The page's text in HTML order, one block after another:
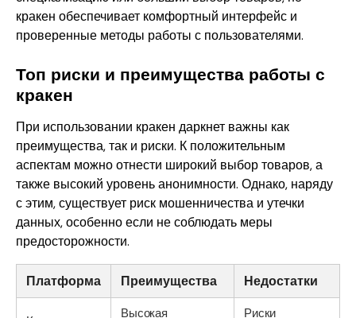
кракен обеспечивает комфортный интерфейс и
проверенные методы работы с пользователями.
Топ риски и преимущества работы с
кракен
При использовании кракен даркнет важны как
преимущества, так и риски. К положительным
аспектам можно отнести широкий выбор товаров, а
также высокий уровень анонимности. Однако, наряду
с этим, существует риск мошенничества и утечки
данных, особенно если не соблюдать меры
предосторожности.
Платформа Преимущества Недостатки
Высокая
Риски